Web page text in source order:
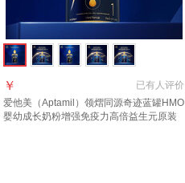
已有人评价
￥
爱他美（Aptamil）领熠同源奇迹蓝罐HMO
婴幼成长奶粉增强免疫力高倍益生元原装